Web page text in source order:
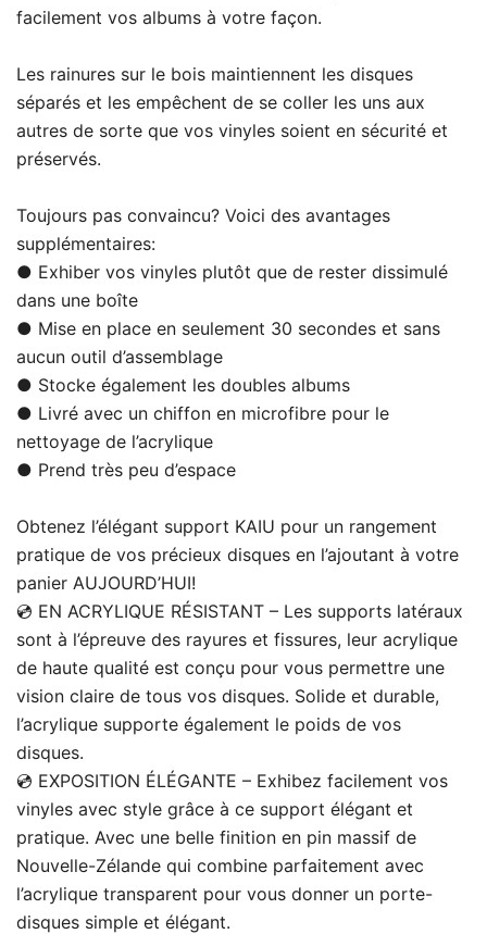
facilement vos albums à votre façon.
Les rainures sur le bois maintiennent les disques
séparés et les empêchent de se coller les uns aux
autres de sorte que vos vinyles soient en sécurité et
préservés.
Toujours pas convaincu? Voici des avantages
supplémentaires:
● Exhiber vos vinyles plutôt que de rester dissimulé
dans une boîte
● Mise en place en seulement 30 secondes et sans
aucun outil d’assemblage
● Stocke également les doubles albums
● Livré avec un chiffon en microfibre pour le
nettoyage de l’acrylique
● Prend très peu d’espace
Obtenez l’élégant support KAIU pour un rangement
pratique de vos précieux disques en l’ajoutant à votre
panier AUJOURD’HUI!
💿 EN ACRYLIQUE RÉSISTANT – Les supports latéraux
sont à l’épreuve des rayures et fissures, leur acrylique
de haute qualité est conçu pour vous permettre une
vision claire de tous vos disques. Solide et durable,
l’acrylique supporte également le poids de vos
disques.
💿 EXPOSITION ÉLÉGANTE – Exhibez facilement vos
vinyles avec style grâce à ce support élégant et
pratique. Avec une belle finition en pin massif de
Nouvelle-Zélande qui combine parfaitement avec
l’acrylique transparent pour vous donner un porte-
disques simple et élégant.